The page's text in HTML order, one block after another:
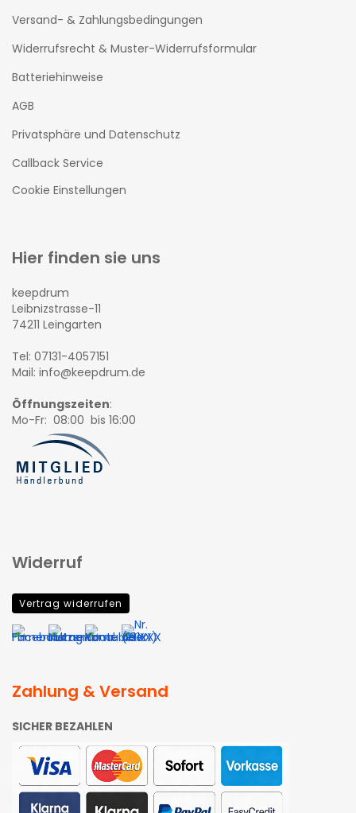
Versand- & Zahlungsbedingungen
Widerrufsrecht & Muster-Widerrufsformular
Batteriehinweise
AGB
Privatsphäre und Datenschutz
Callback Service
Cookie Einstellungen
Hier finden sie uns
keepdrum
Leibnizstrasse-11
74211 Leingarten
Tel: 07131-4057151
Mail: info@keepdrum.de
Öffnungszeiten:
Mo-Fr: 08:00 bis 16:00
Widerruf
Vertrag widerrufen
Zahlung & Versand
SICHER BEZAHLEN